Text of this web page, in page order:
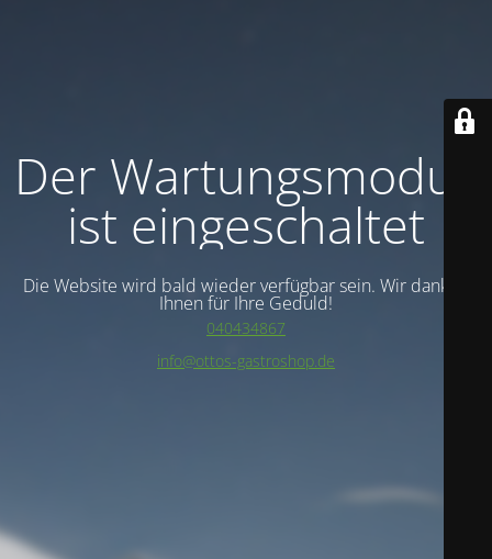
Der Wartungsmodus
ist eingeschaltet
Die Website wird bald wieder verfügbar sein. Wir danken
Ihnen für Ihre Geduld!
040434867
info@ottos-gastroshop.de